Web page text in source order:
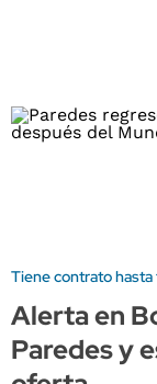
Tiene contrato
Alerta en
Paredes y